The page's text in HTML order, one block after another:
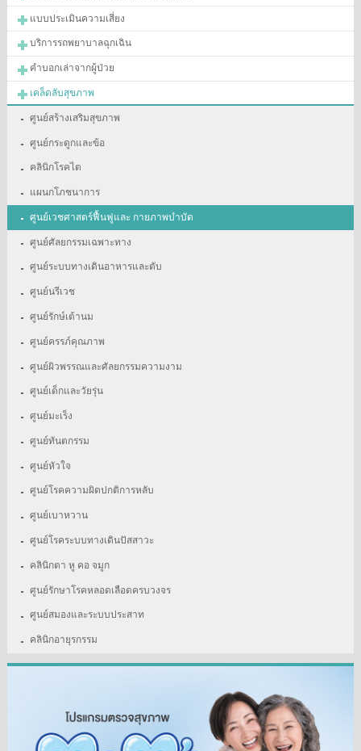
แบบประเมินความเสี่ยง
บริการรถพยาบาลฉุกเฉิน
คำบอกเล่าจากผู้ป่วย
เคล็ดลับสุขภาพ
ศูนย์สร้างเสริมสุขภาพ
ศูนย์กระดูกและข้อ
คลินิกโรคไต
แผนกโภชนาการ
ศูนย์เวชศาสตร์ฟื้นฟูและ กายภาพบำบัด
ศูนย์ศัลยกรรมเฉพาะทาง
ศูนย์ระบบทางเดินอาหารและตับ
ศูนย์นรีเวช
ศูนย์รักษ์เต้านม
ศูนย์ครรภ์คุณภาพ
ศูนย์ผิวพรรณและศัลยกรรมความงาม
ศูนย์เด็กและวัยรุ่น
ศูนย์มะเร็ง
ศูนย์ทันตกรรม
ศูนย์หัวใจ
ศูนย์โรคความผิดปกติการหลับ
ศูนย์เบาหวาน
ศูนย์โรคระบบทางเดินปัสสาวะ
คลินิกตา หู คอ จมูก
ศูนย์รักษาโรคหลอดเลือดครบวงจร
ศูนย์สมองและระบบประสาท
คลินิกอายุรกรรม